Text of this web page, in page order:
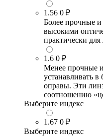
1.56 0 ₽
Более прочные и
высокими
практически
1.6 0 ₽
Менее прочные
устанавливать
оправы. Эти
соотношению
Выберите индекс
1.67 0 ₽
Выберите индекс